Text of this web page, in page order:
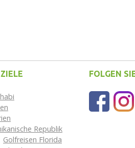
Republik
Golfreisen Florida
FOLGEN